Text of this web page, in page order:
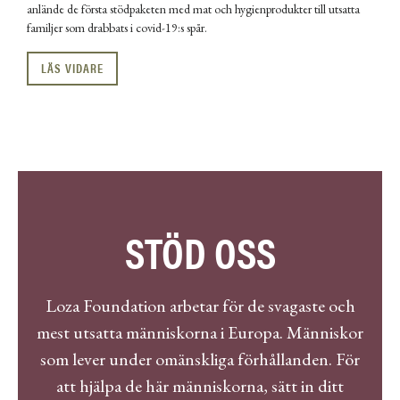
anlände de första stödpaketen med mat och hygienprodukter till utsatta
familjer som drabbats i covid-19:s spår.
LÄS VIDARE
STÖD OSS
Loza Foundation arbetar för de svagaste och
mest utsatta människorna i Europa. Människor
som lever under omänskliga förhållanden. För
att hjälpa de här människorna,sätt in ditt